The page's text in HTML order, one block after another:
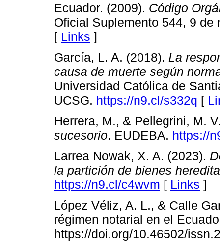
Ecuador. (2009). Código
Oficial Suplemento 544, 9
[ Links ]
García, L. A. (2018). La
causa de muerte según
Universidad Católica de
UCSG. https://n9.cl/s332q [
Herrera, M., & Pellegrini, M.
sucesorio. EUDEBA. https://
Larrea Nowak, X. A. (2023).
la partición de bienes
https://n9.cl/c4wvm [ Links ]
López Véliz, A. L., & Calle
régimen notarial en el
https://doi.org/10.46502/